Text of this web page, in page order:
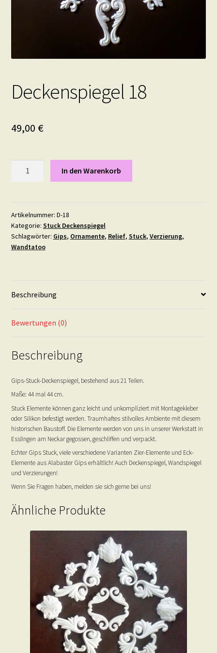
Deckenspiegel 18
49,00 €
In den Warenkorb
Artikelnummer: D-18
Kategorie: Stuck Deckenspiegel
Schlagwörter: Gips, Ornamente, Relief, Stuck, Verzierung,
Wandtatoo
Beschreibung
Bewertungen (0)
Beschreibung
Gips-Stuck-Deckenspiegel, bestehend aus 21 Teilen.
Maße: 44 mal 44 cm.
Stuck Elemente können ganz leicht und unkompliziert mit Montagekleber
oder Silikon befestigt werden. Traumhaftes stilvolles Ambiente mit diesem
historischen Baustoff. Die Elemente werden von uns in unserer Werkstatt in
Esslingen am Neckar gegossen, geschliffen und verpackt.
Echter Gips Stuck, viele verschiedene Varianten Zier-Elemente und Eck-
Elemente aus Alabaster Gips erhältlich! Auch Deckenspiegel, Wandspiegel
und Verzierungen!
Wenn Sie Fragen haben, melden sie sich gerne bei uns!
Ähnliche Produkte